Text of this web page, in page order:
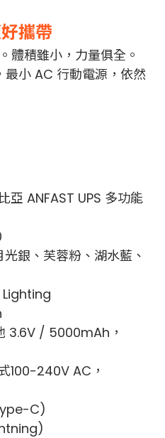
攜帶
體積雖小，力量俱全。
小 AC 行動電源，依然
ANFAST UPS 多功能
、芙蓉粉、湖水藍、
3.6V / 5000mAh，
240V AC，
C)